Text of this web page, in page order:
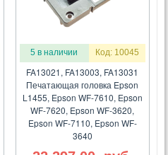
5 в наличии Код: 10045
FA13021, FA13003, FA13031
Печатающая головка Epson
L1455, Epson WF-7610, Epson
WF-7620, Epson WF-3620,
Epson WF-7110, Epson WF-
3640